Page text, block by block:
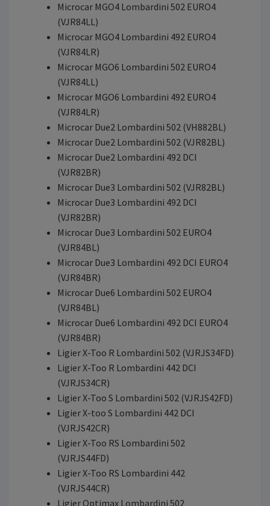
Microcar MGO4 Lombardini 502 EURO4
(VJR84LL)
Microcar MGO4 Lombardini 492 EURO4
(VJR84LR)
Microcar MGO6 Lombardini 502 EURO4
(VJR84LL)
Microcar MGO6 Lombardini 492 EURO4
(VJR84LR)
Microcar Due2 Lombardini 502 (VH882BL)
Microcar Due2 Lombardini 502 (VJR82BL)
Microcar Due2 Lombardini 492 DCI
(VJR82BR)
Microcar Due3 Lombardini 502 (VJR82BL)
Microcar Due3 Lombardini 492 DCI
(VJR82BR)
Microcar Due3 Lombardini 502 EURO4
(VJR84BL)
Microcar Due3 Lombardini 492 DCI EURO4
(VJR84BR)
Microcar Due6 Lombardini 502 EURO4
(VJR84BL)
Microcar Due6 Lombardini 492 DCI EURO4
(VJR84BR)
Ligier X-Too R Lombardini 502 (VJRJS34FD)
Ligier X-Too R Lombardini 442 DCI
(VJRJS34CR)
Ligier X-Too S Lombardini 502 (VJRJS42FD)
Ligier X-too S Lombardini 442 DCI
(VJRJS42CR)
Ligier X-Too RS Lombardini 502
(VJRJS44FD)
Ligier X-Too RS Lombardini 442
(VJRJS44CR)
Ligier Optimax Lombardini 502